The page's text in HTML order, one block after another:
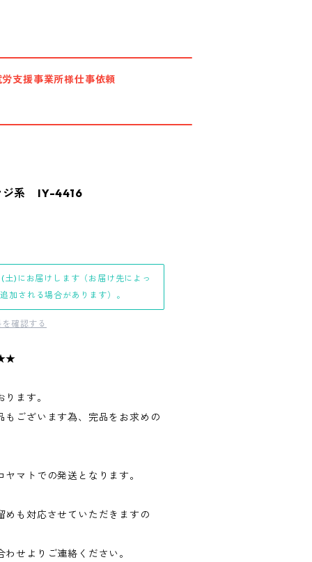
労支援事業所様仕事依頼
系 IY-4416
)にお届けします（お届け先によっ
加される場合があります）。
確認する
ます。
ございます為、完品をお求めの
マトでの発送となります。
めも対応させていただきますの
せよりご連絡ください。